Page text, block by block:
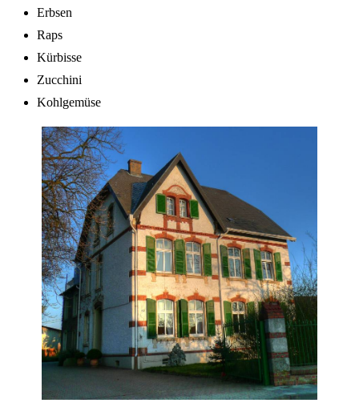
Erbsen
Raps
Kürbisse
Zucchini
Kohlgemüse